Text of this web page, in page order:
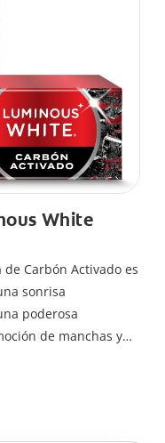
White
Carbón Activado es
sonrisa
poderosa
de manchas y